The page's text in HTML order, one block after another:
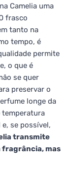
Camelia uma
frasco
tanto na
tempo, é
permite
o que é
se quer
preservar o
longe da
temperatura
se possível,
transmite
fragrância, mas